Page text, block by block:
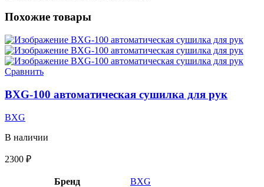
Похожие товары
Сравнить
BXG-100 автоматическая сушилка для рук
BXG
В наличии
2300 ₽
Бренд BXG